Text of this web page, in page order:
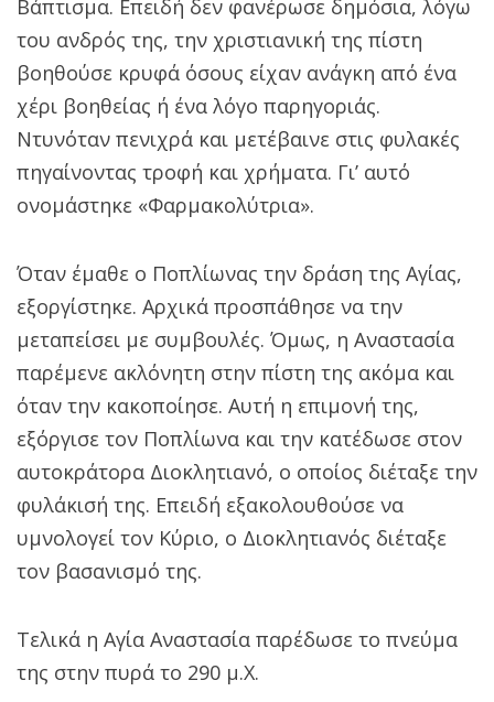
Βάπτισμα. Επειδή δεν φανέρωσε δημόσια, λόγω
του ανδρός της, την χριστιανική της πίστη
βοηθούσε κρυφά όσους είχαν ανάγκη από ένα
χέρι βοηθείας ή ένα λόγο παρηγοριάς.
Ντυνόταν πενιχρά και μετέβαινε στις φυλακές
πηγαίνοντας τροφή και χρήματα. Γι’ αυτό
ονομάστηκε «Φαρμακολύτρια».
Όταν έμαθε ο Ποπλίωνας την δράση της Αγίας,
εξοργίστηκε. Αρχικά προσπάθησε να την
μεταπείσει με συμβουλές. Όμως, η Αναστασία
παρέμενε ακλόνητη στην πίστη της ακόμα και
όταν την κακοποίησε. Αυτή η επιμονή της,
εξόργισε τον Ποπλίωνα και την κατέδωσε στον
αυτοκράτορα Διοκλητιανό, ο οποίος διέταξε την
φυλάκισή της. Επειδή εξακολουθούσε να
υμνολογεί τον Κύριο, ο Διοκλητιανός διέταξε
τον βασανισμό της.
Τελικά η Αγία Αναστασία παρέδωσε το πνεύμα
της στην πυρά το 290 μ.Χ.